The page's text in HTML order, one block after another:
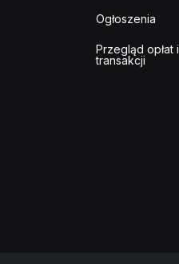
Ogłoszenia
Przegląd opłat i
transakcji